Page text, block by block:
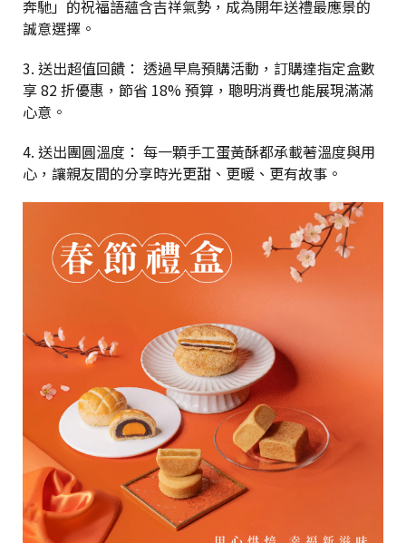
奔馳」的祝福語蘊含吉祥氣勢，成為開年送禮最應景的
誠意選擇。
3. 送出超值回饋： 透過早鳥預購活動，訂購達指定盒數
享 82 折優惠，節省 18% 預算，聰明消費也能展現滿滿
心意。
4. 送出團圓溫度： 每一顆手工蛋黃酥都承載著溫度與用
心，讓親友間的分享時光更甜、更暖、更有故事。